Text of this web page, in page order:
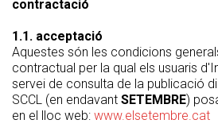
contractació
1.1. acceptació
Aquestes són les condicions
contractual per la qual els usuaris
servei de consulta de la publicació
SCCL (en endavant SETEMBRE)
en el lloc web: www.elsetembre.cat